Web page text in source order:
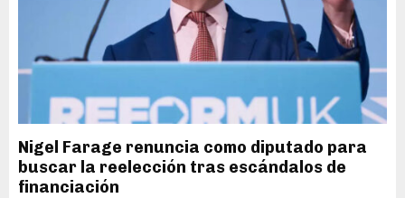
Nigel Farage renuncia como diputado para
buscar la reelección tras escándalos de
financiación